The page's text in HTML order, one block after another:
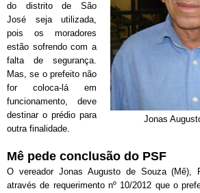
Jonas
do distrito de São
José seja utilizada,
pois os moradores
estão sofrendo com a
falta de segurança.
Mas, se o prefeito não
for coloca-lá em
funcionamento, deve
destinar o prédio para
outra finalidade.
Mê pede conclusão do PSF
O vereador Jonas Augusto de Souza
através de requerimento nº 10/2012 que o